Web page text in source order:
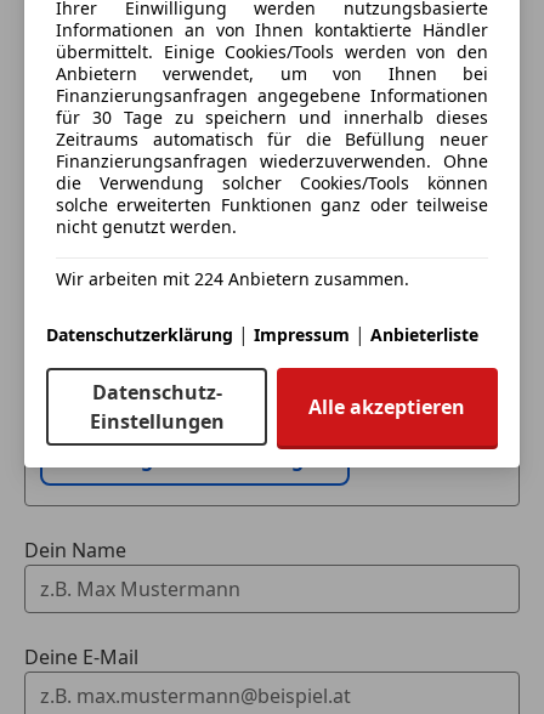
Extras
Alufelgen
Ambientebeleuchtung
Anhängerkupplung
Dachreling
Innenspiegel automatisch abblendend
Partikelfilter
Schaltwippen
Sportpaket
Sportsitze
Touchscreen
Spurhalteassistent
Fahrerassistenz
Fahrassistenz-System: Driving Assistant
Professional
Gesetzlicher Notruf
Head-up-Display
Park Distance Control (PDC)
Rückfahrkamera
TeleServices
Spurverlassenswarnung
Spurwechselwarnung
Multimedia
BMW Live Cockpit Professional
Sound-System Harman-Kardon
WLAN Hotspot
Anhängerkupplung (Kugelkopf schwenkbar)
Dachreling
Deine Nachricht
Schritt
Ich möchte mein Auto in Zahlung geben
(unverbindlich).
Dein Name
Deine E-Mail
Ihrer Einwilligung werden nutzungsbasierte
Informationen an von Ihnen kontaktierte Händler
übermittelt. Einige Cookies/Tools werden von den
Anbietern verwendet, um von Ihnen bei
Finanzierungsanfragen angegebene Informationen
für 30 Tage zu speichern und innerhalb dieses
Zeitraums automatisch für die Befüllung neuer
Finanzierungsanfragen wiederzuverwenden. Ohne
die Verwendung solcher Cookies/Tools können
solche erweiterten Funktionen ganz oder teilweise
nicht genutzt werden.
Wir arbeiten mit 224 Anbietern zusammen.
Datenschutzerklärung | Impressum | Anbieterliste
Datenschutz-
Einstellungen
Alle akzeptieren